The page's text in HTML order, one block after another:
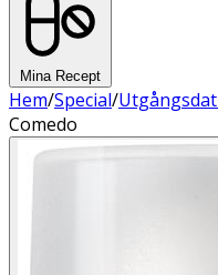
Mina Recept
Hem/Special/
Comedo